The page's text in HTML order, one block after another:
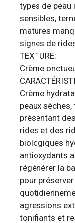
types de peau
sensibles,
matures
signes de
TEXTURE:
Crème
Crème
peaux
présentant des
rides et des
biologiques
antioxydants
régénérer la
pour
agressions
tonifiants et